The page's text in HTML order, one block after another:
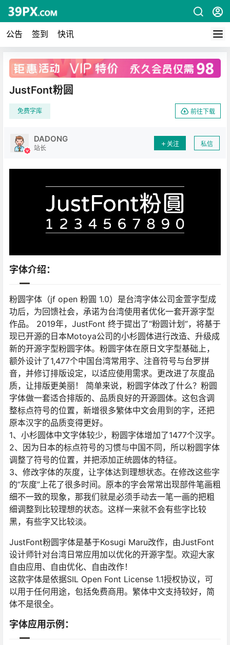
公告 签到 快讯
广告
JustFont粉圆
免费字库 前往下载
DADONG
站长
关注 私信
字体介绍：
粉圆字体（jf open 粉圓 1.0）是台湾字体公司金萱字型成
功后，为回馈社会，承诺为台湾使用者优化一套开源字型
作品。 2019年，JustFont 终于提出了“粉圆计划”，将基于
现已开源的日本Motoya公司的小杉圆体进行改造、升级成
新的开源字型粉圆字体。粉圆字体在原日文字型基础上，
额外设计了1,477个中国台湾常用字、注音符号与台罗拼
音，并修订排版设定，以适应使用需求。更改进了灰度品
质，让排版更美丽！ 简单来说，粉圆字体改了什么？粉圆
字体做一套适合排版的、品质良好的开源圆体。这包含调
整标点符号的位置，新增很多繁体中文会用到的字，还把
原本汉字的品质变得更好。
1、小杉圆体中文字体较少，粉圆字体增加了1477个汉字。
2、因为日本的标点符号的习惯与中国不同，所以粉圆字体
调整了符号的位置，并把添加正统圆体的特征。
3、修改字体的灰度，让字体达到理想状态。在修改这些字
的“灰度”上花了很多时间。原本的字会常常出现部件笔画粗
细不一致的现象，那我们就是必须手动去一笔一画的把粗
细调整到比较理想的状态。这样一来就不会有些字比较
黑，有些字又比较淡。
JustFont粉圆字体是基于Kosugi Maru改作，由JustFont
设计师针对台湾日常应用加以优化的开源字型。欢迎大家
自由应用、自由优化、自由改作！
这款字体是依据SIL Open Font License 1.1授权协议，可
以用于任何用途，包括免费商用。繁体中文支持较好，简
体不是很全。
字体应用示例：